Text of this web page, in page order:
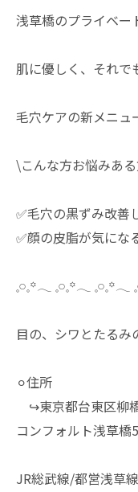
浅草橋のプライベー
肌に優しく、それで
毛穴ケアの新メニュ
\こんな方お悩みあ
✅毛穴の黒ずみ改善
✅顔の皮脂が気にな
𓈒𓏸𓈒꙳𓂃 𓈒𓏸𓈒꙳𓂃 𓈒𓏸𓈒꙳𓂃
目の、シワとたる
⚪︎住所
↪︎東京都台東区柳
コンフォルト浅草橋
JR総武線/都営浅草